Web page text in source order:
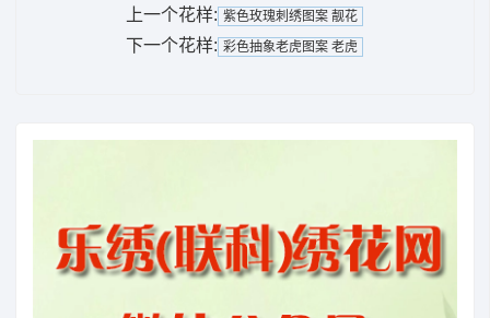
上一个花样: 紫色玫瑰刺绣图案 靓花
下一个花样: 彩色抽象老虎图案 老虎